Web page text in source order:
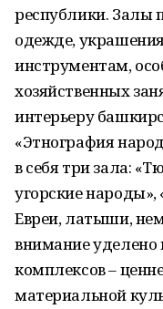
республики. Залы
одежде,
инструментам,
хозяйственных
интерьеру
«Этнография
в себя три зала:
угорские
Евреи, латыши,
внимание
комплексов –
материальной